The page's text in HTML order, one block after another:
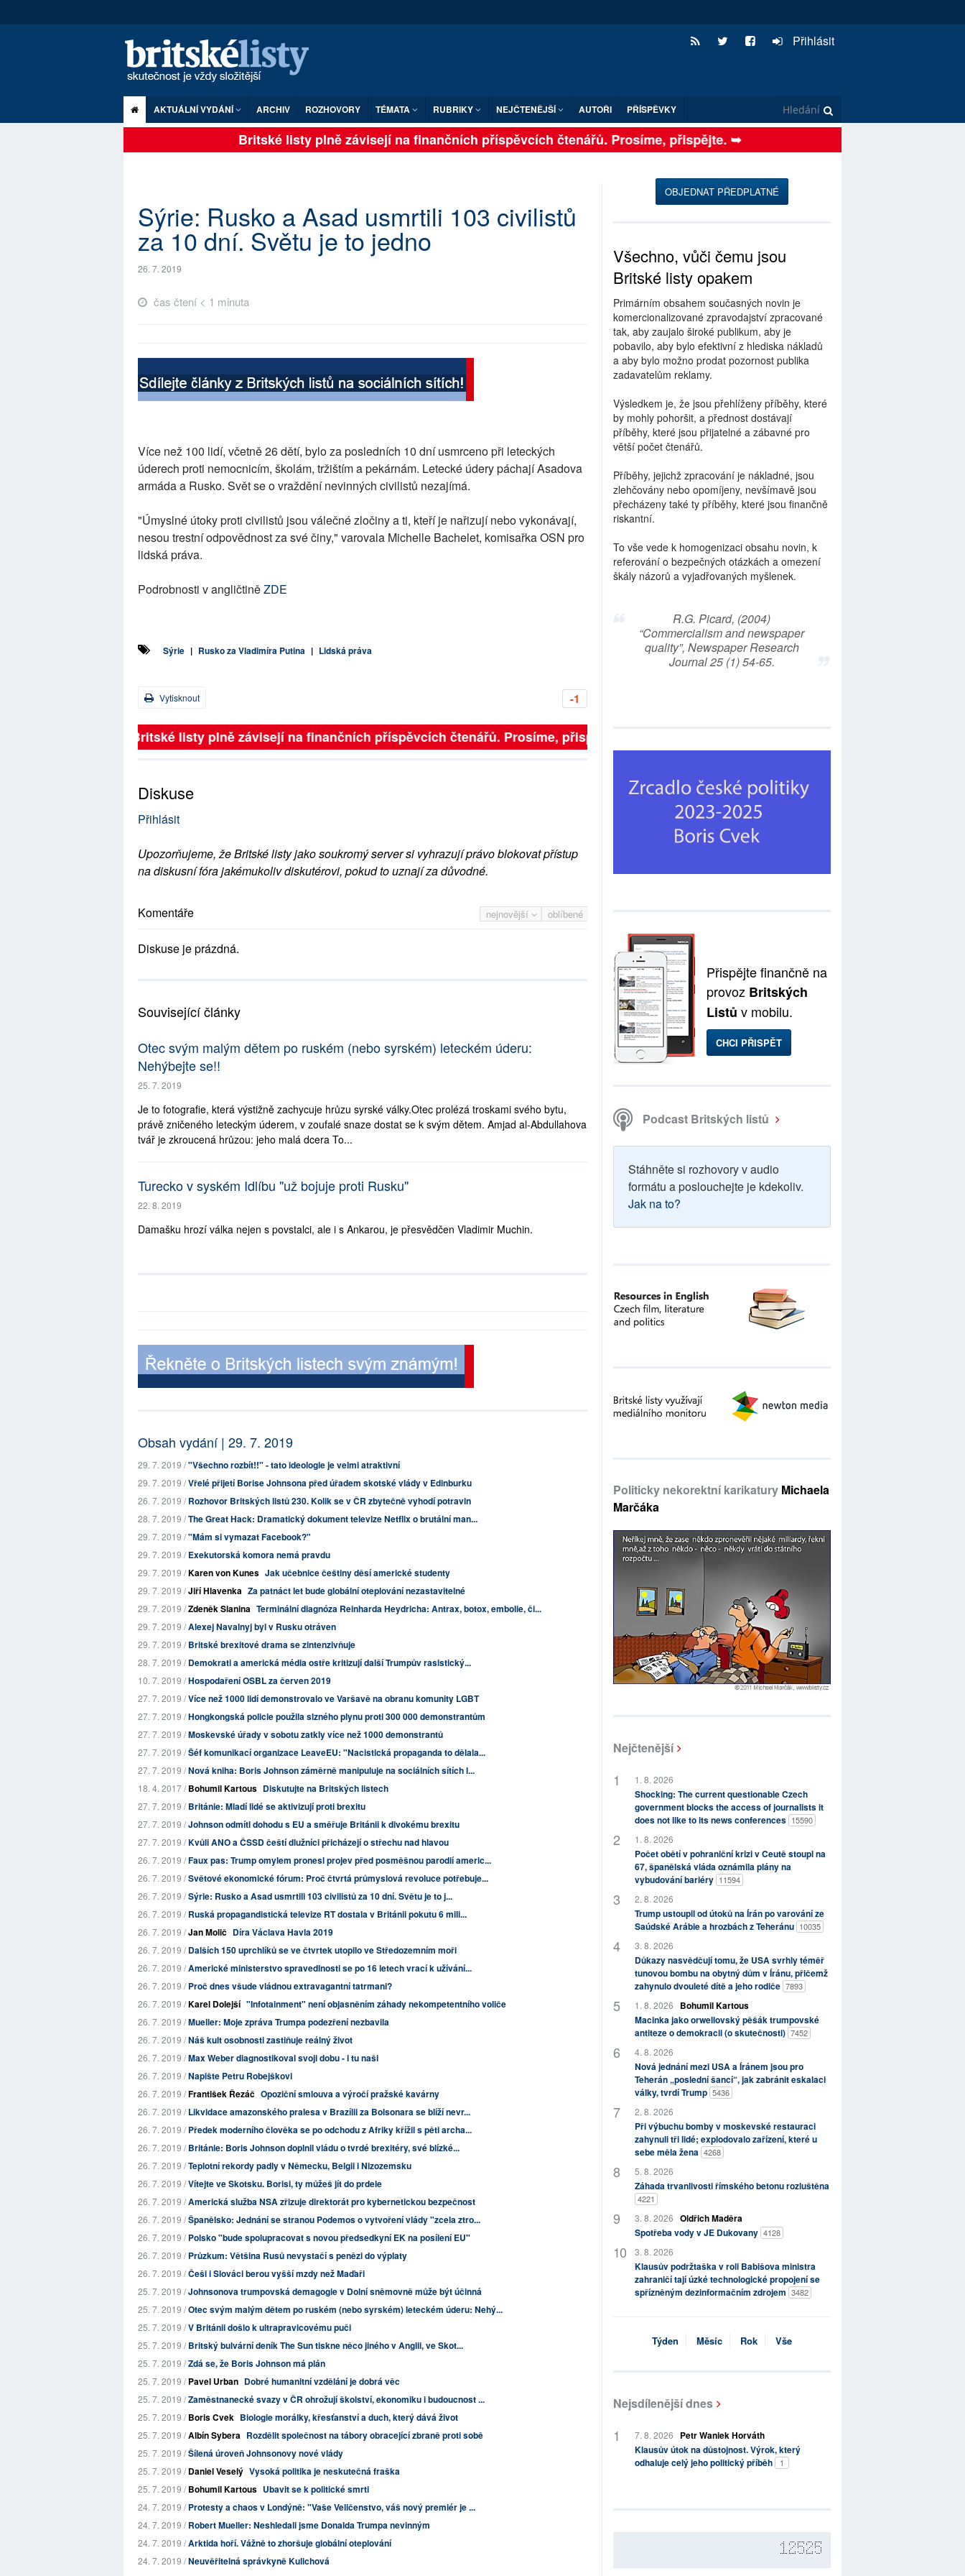
Přihlásit
AKTUÁLNÍ VYDÁNÍ ARCHIV ROZHOVORY TÉMATA RUBRIKY NEJČTENĚJŠÍ AUTOŘI PŘÍSPĚVKY
Britské listy plně závisejí na finančních příspěvcích čtenářů. Prosíme, přispějte. ➥
Sýrie: Rusko a Asad usmrtili 103 civilistů
za 10 dní. Světu je to jedno
26. 7. 2019
čas čtení < 1 minuta
Více než 100 lidí, včetně 26 dětí, bylo za posledních 10 dní usmrceno při leteckých
úderech proti nemocnicím, školám, tržištím a pekárnám. Letecké údery páchají Asadova
armáda a Rusko. Svět se o vraždění nevinných civilistů nezajímá.
"Úmyslné útoky proti civilistů jsou válečné zločiny a ti, kteří je nařizují nebo vykonávají,
nesou trestní odpovědnost za své činy," varovala Michelle Bachelet, komisařka OSN pro
lidská práva.
Podrobnosti v angličtiněZDE
Sýrie | Rusko za Vladimíra Putina | Lidská práva
-1
Vytisknout
Britské listy plně závisejí na finančních příspěvcích čtenářů. Prosíme, přispějte. ➥
Diskuse
Přihlásit
Upozorňujeme, že Britské listy jako soukromý server si vyhrazují právo blokovat přístup
na diskusní fóra jakémukoliv diskutérovi, pokud to uznají za důvodné.
nejnovější oblíbené
Komentáře
Diskuse je prázdná.
Související články
Otec svým malým dětem po ruském (nebo syrském) leteckém úderu:
Nehýbejte se!!
25. 7. 2019
Je to fotografie, která výstižně zachycuje hrůzu syrské války.Otec prolézá troskami svého bytu,
právě zničeného leteckým úderem, v zoufalé snaze dostat se k svým dětem. Amjad al-Abdullahova
tvář je zkroucená hrůzou: jeho malá dcera To...
Turecko v syském Idlíbu "už bojuje proti Rusku"
22. 8. 2019
Damašku hrozí válka nejen s povstalci, ale i s Ankarou, je přesvědčen Vladimir Muchin.
Obsah vydání | 29. 7. 2019
29. 7. 2019 /"Všechno rozbít!!" - tato ideologie je velmi atraktivní
29. 7. 2019 /Vřelé přijetí Borise Johnsona před úřadem skotské vlády v Edinburku
26. 7. 2019 /Rozhovor Britských listů 230. Kolik se v ČR zbytečně vyhodí potravin
28. 7. 2019 /The Great Hack: Dramatický dokument televize Netflix o brutální man...
29. 7. 2019 /"Mám si vymazat Facebook?"
29. 7. 2019 /Exekutorská komora nemá pravdu
29. 7. 2019 /Karen von Kunes Jak učebnice češtiny děsí americké studenty
29. 7. 2019 /Jiří Hlavenka Za patnáct let bude globální oteplování nezastavitelné
29. 7. 2019 /Zdeněk Slanina Terminální diagnóza Reinharda Heydricha: Antrax, botox, embolie, či...
29. 7. 2019 /Alexej Navalnyj byl v Rusku otráven
29. 7. 2019 /Britské brexitové drama se zintenzivňuje
28. 7. 2019 /Demokrati a americká média ostře kritizují další Trumpův rasistický...
10. 7. 2019 /Hospodaření OSBL za červen 2019
27. 7. 2019 /Více než 1000 lidí demonstrovalo ve Varšavě na obranu komunity LGBT
27. 7. 2019 /Hongkongská policie použila slzného plynu proti 300 000 demonstrantům
27. 7. 2019 /Moskevské úřady v sobotu zatkly více než 1000 demonstrantů
27. 7. 2019 /Šéf komunikací organizace LeaveEU: "Nacistická propaganda to dělala...
27. 7. 2019 /Nová kniha: Boris Johnson záměrně manipuluje na sociálních sítích l...
18. 4. 2017 /Bohumil Kartous Diskutujte na Britských listech
27. 7. 2019 /Británie: Mladí lidé se aktivizují proti brexitu
27. 7. 2019 /Johnson odmítl dohodu s EU a směřuje Británii k divokému brexitu
27. 7. 2019 /Kvůli ANO a ČSSD čeští dlužníci přicházejí o střechu nad hlavou
26. 7. 2019 /Faux pas: Trump omylem pronesl projev před posměšnou parodií americ...
26. 7. 2019 /Světové ekonomické fórum: Proč čtvrtá průmyslová revoluce potřebuje...
26. 7. 2019 /Sýrie: Rusko a Asad usmrtili 103 civilistů za 10 dní. Světu je to j...
26. 7. 2019 /Ruská propagandistická televize RT dostala v Británii pokutu 6 mili...
26. 7. 2019 /Jan Molič Díra Václava Havla 2019
26. 7. 2019 /Dalších 150 uprchlíků se ve čtvrtek utopilo ve Středozemním moři
26. 7. 2019 /Americké ministerstvo spravedlnosti se po 16 letech vrací k užívání...
26. 7. 2019 /Proč dnes všude vládnou extravagantní tatrmani?
26. 7. 2019 /Karel Dolejší "Infotainment" není objasněním záhady nekompetentního voliče
26. 7. 2019 /Mueller: Moje zpráva Trumpa podezření nezbavila
26. 7. 2019 /Náš kult osobnosti zastiňuje reálný život
26. 7. 2019 /Max Weber diagnostikoval svoji dobu - i tu naši
26. 7. 2019 /Napište Petru Robejškovi
26. 7. 2019 /František Řezáč Opoziční smlouva a výročí pražské kavárny
26. 7. 2019 /Likvidace amazonského pralesa v Brazílii za Bolsonara se blíží nevr...
26. 7. 2019 /Předek moderního člověka se po odchodu z Afriky křížil s pěti archa...
26. 7. 2019 /Británie: Boris Johnson doplnil vládu o tvrdé brexitéry, své blízké...
26. 7. 2019 /Teplotní rekordy padly v Německu, Belgii i Nizozemsku
26. 7. 2019 /Vítejte ve Skotsku. Borisi, ty můžeš jít do prdele
26. 7. 2019 /Americká služba NSA zřizuje direktorát pro kybernetickou bezpečnost
26. 7. 2019 /Španělsko: Jednání se stranou Podemos o vytvoření vlády "zcela ztro...
26. 7. 2019 /Polsko "bude spolupracovat s novou předsedkyní EK na posílení EU"
26. 7. 2019 /Průzkum: Většina Rusů nevystačí s penězi do výplaty
26. 7. 2019 /Češi i Slováci berou vyšší mzdy než Maďaři
25. 7. 2019 /Johnsonova trumpovská demagogie v Dolní sněmovně může být účinná
25. 7. 2019 /Otec svým malým dětem po ruském (nebo syrském) leteckém úderu: Nehý...
25. 7. 2019 /V Británii došlo k ultrapravicovému puči
25. 7. 2019 /Britský bulvární deník The Sun tiskne něco jiného v Anglii, ve Skot...
25. 7. 2019 /Zdá se, že Boris Johnson má plán
25. 7. 2019 /Pavel Urban Dobré humanitní vzdělání je dobrá věc
25. 7. 2019 /Zaměstnanecké svazy v ČR ohrožují školství, ekonomiku i budoucnost ...
25. 7. 2019 /Boris Cvek Biologie morálky, křesťanství a duch, který dává život
25. 7. 2019 /Albín Sybera Rozdělit společnost na tábory obracející zbraně proti sobě
25. 7. 2019 /Šílená úroveň Johnsonovy nové vlády
25. 7. 2019 /Daniel Veselý Vysoká politika je neskutečná fraška
25. 7. 2019 /Bohumil Kartous Ubavit se k politické smrti
24. 7. 2019 /Protesty a chaos v Londýně: "Vaše Veličenstvo, váš nový premiér je ...
24. 7. 2019 /Robert Mueller: Neshledali jsme Donalda Trumpa nevinným
24. 7. 2019 /Arktida hoří. Vážně to zhoršuje globální oteplování
24. 7. 2019 /Neuvěřitelná správkyně Kulichová
OBJEDNAT PŘEDPLATNÉ
Všechno, vůči čemu jsou
Britské listy opakem
Primárním obsahem současných novin je
komercionalizované zpravodajství zpracované
tak, aby zaujalo široké publikum, aby je
pobavilo, aby bylo efektivní z hlediska nákladů
a aby bylo možno prodat pozornost publika
zadavatelům reklamy.
Výsledkem je, že jsou přehlíženy příběhy, které
by mohly pohoršit, a přednost dostávají
příběhy, které jsou přijatelné a zábavné pro
větší počet čtenářů.
Příběhy, jejichž zpracování je nákladné, jsou
zlehčovány nebo opomíjeny, nevšímavě jsou
přecházeny také ty příběhy, které jsou finančně
riskantní.
To vše vede k homogenizaci obsahu novin, k
referování o bezpečných otázkách a omezení
škály názorů a vyjadřovaných myšlenek.
R.G. Picard, (2004)
“Commercialism and newspaper
quality”, Newspaper Research
Journal 25 (1) 54-65.
Přispějte finančně na
provoz Britských
Listů v mobilu.
CHCI PŘISPĚT
Podcast Britských listů
Stáhněte si rozhovory v audio
formátu a poslouchejte je kdekoliv.
Jak na to?
Politicky nekorektní karikatury Michaela
Marčáka
Nejčtenější
1. 8. 2026
Shocking: The current questionable Czech
government blocks the access of journalists it
does not like to its news conferences 15590
1. 8. 2026
Počet obětí v pohraniční krizi v Ceutě stoupl na
67, španělská vláda oznámila plány na
vybudování bariéry 11594
2. 8. 2026
Trump ustoupil od útoků na Írán po varování ze
Saúdské Arábie a hrozbách z Teheránu 10035
3. 8. 2026
Důkazy nasvědčují tomu, že USA svrhly téměř
tunovou bombu na obytný dům v Íránu, přičemž
zahynulo dvouleté dítě a jeho rodiče 7893
1. 8. 2026
Bohumil Kartous
Macinka jako orwellovský pěšák trumpovské
antiteze o demokracii (o skutečnosti) 7452
4. 8. 2026
Nová jednání mezi USA a Íránem jsou pro
Teherán „poslední šancí“, jak zabránit eskalaci
války, tvrdí Trump 5436
2. 8. 2026
Při výbuchu bomby v moskevské restauraci
zahynuli tři lidé; explodovalo zařízení, které u
sebe měla žena 4268
5. 8. 2026
Záhada trvanlivosti římského betonu rozluštěna
4221
3. 8. 2026 Oldřich Maděra
Spotřeba vody v JE Dukovany 4128
3. 8. 2026
Klausův podržtaška v roli Babišova ministra
zahraničí tají úzké technologické propojení se
spřízněným dezinformačním zdrojem 3482
Týden Měsíc Rok Vše
Nejsdílenější dnes
7. 8. 2026
Petr Waniek Horváth
Klausův útok na důstojnost. Výrok, který
odhaluje celý jeho politický příběh
1
12525